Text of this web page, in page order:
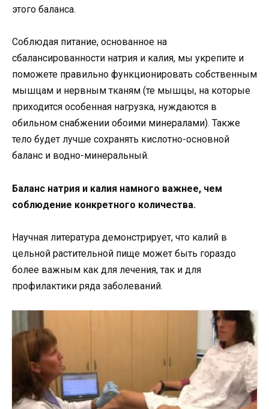
этого баланса.
Соблюдая питание, основанное на
сбалансированности натрия и калия, мы укрепите и
поможете правильно функционировать собственным
мышцам и нервным тканям (те мышцы, на которые
приходится особенная нагрузка, нуждаются в
обильном снабжении обоими минералами). Также
тело будет лучше сохранять кислотно-основной
баланс и водно-минеральный.
Баланс натрия и калия намного важнее, чем
соблюдение конкретного количества.
Научная литература демонстрирует, что калий в
цельной растительной пище может быть гораздо
более важным как для лечения, так и для
профилактики ряда заболеваний.